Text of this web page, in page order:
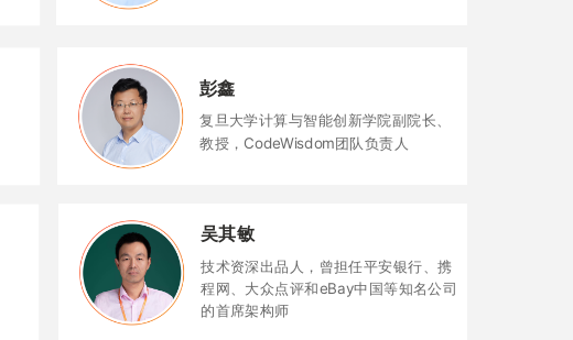
吴其敏
技术资深出品人，曾担任平安银行、携
程网、大众点评和eBay中国等知名公司
的首席架构师
彭鑫
复旦大学计算与智能创新学院副院长、
教授，CodeWisdom团队负责人